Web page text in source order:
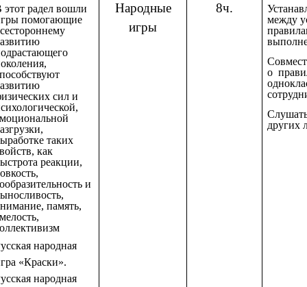
этот радел вошли
помогающие
сил и
таких
как
реакции,
и
память,
народная
«Краски».
народная
Народные
игры
8ч.
между
о
других